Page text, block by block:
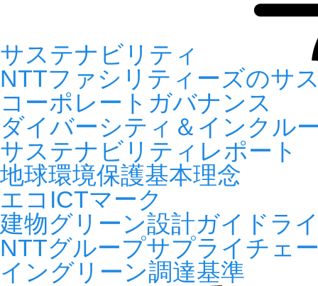
サステナビリティ
NTTファシリティーズのサ
コーポレートガバナンス
ダイバーシティ＆インクル
サステナビリティレポート
地球環境保護基本理念
エコICTマーク
建物グリーン設計ガイドラ
NTTグループサプライチェ
イングリーン調達基準